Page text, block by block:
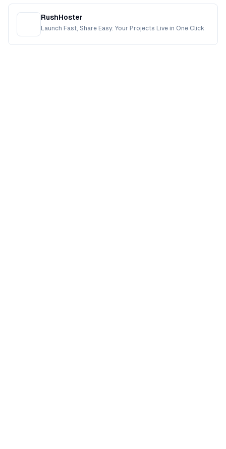
RushHoster
Launch Fast, Share Easy: Your Projects Live in One Click